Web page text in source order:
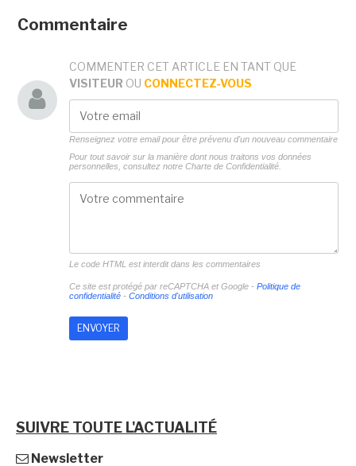
Commentaire
COMMENTER CET ARTICLE EN TANT QUE
VISITEUR OU CONNECTEZ-VOUS
Renseignez votre email pour être prévenu d'un nouveau commentaire
Pour tout savoir sur la manière dont nous traitons vos données
personnelles, consultez notre Charte de Confidentialité.
Le code HTML est interdit dans les commentaires
Ce site est protégé par reCAPTCHA et Google - Politique de
confidentialité- Conditions d'utilisation
SUIVRE TOUTE L'ACTUALITÉ
Newsletter